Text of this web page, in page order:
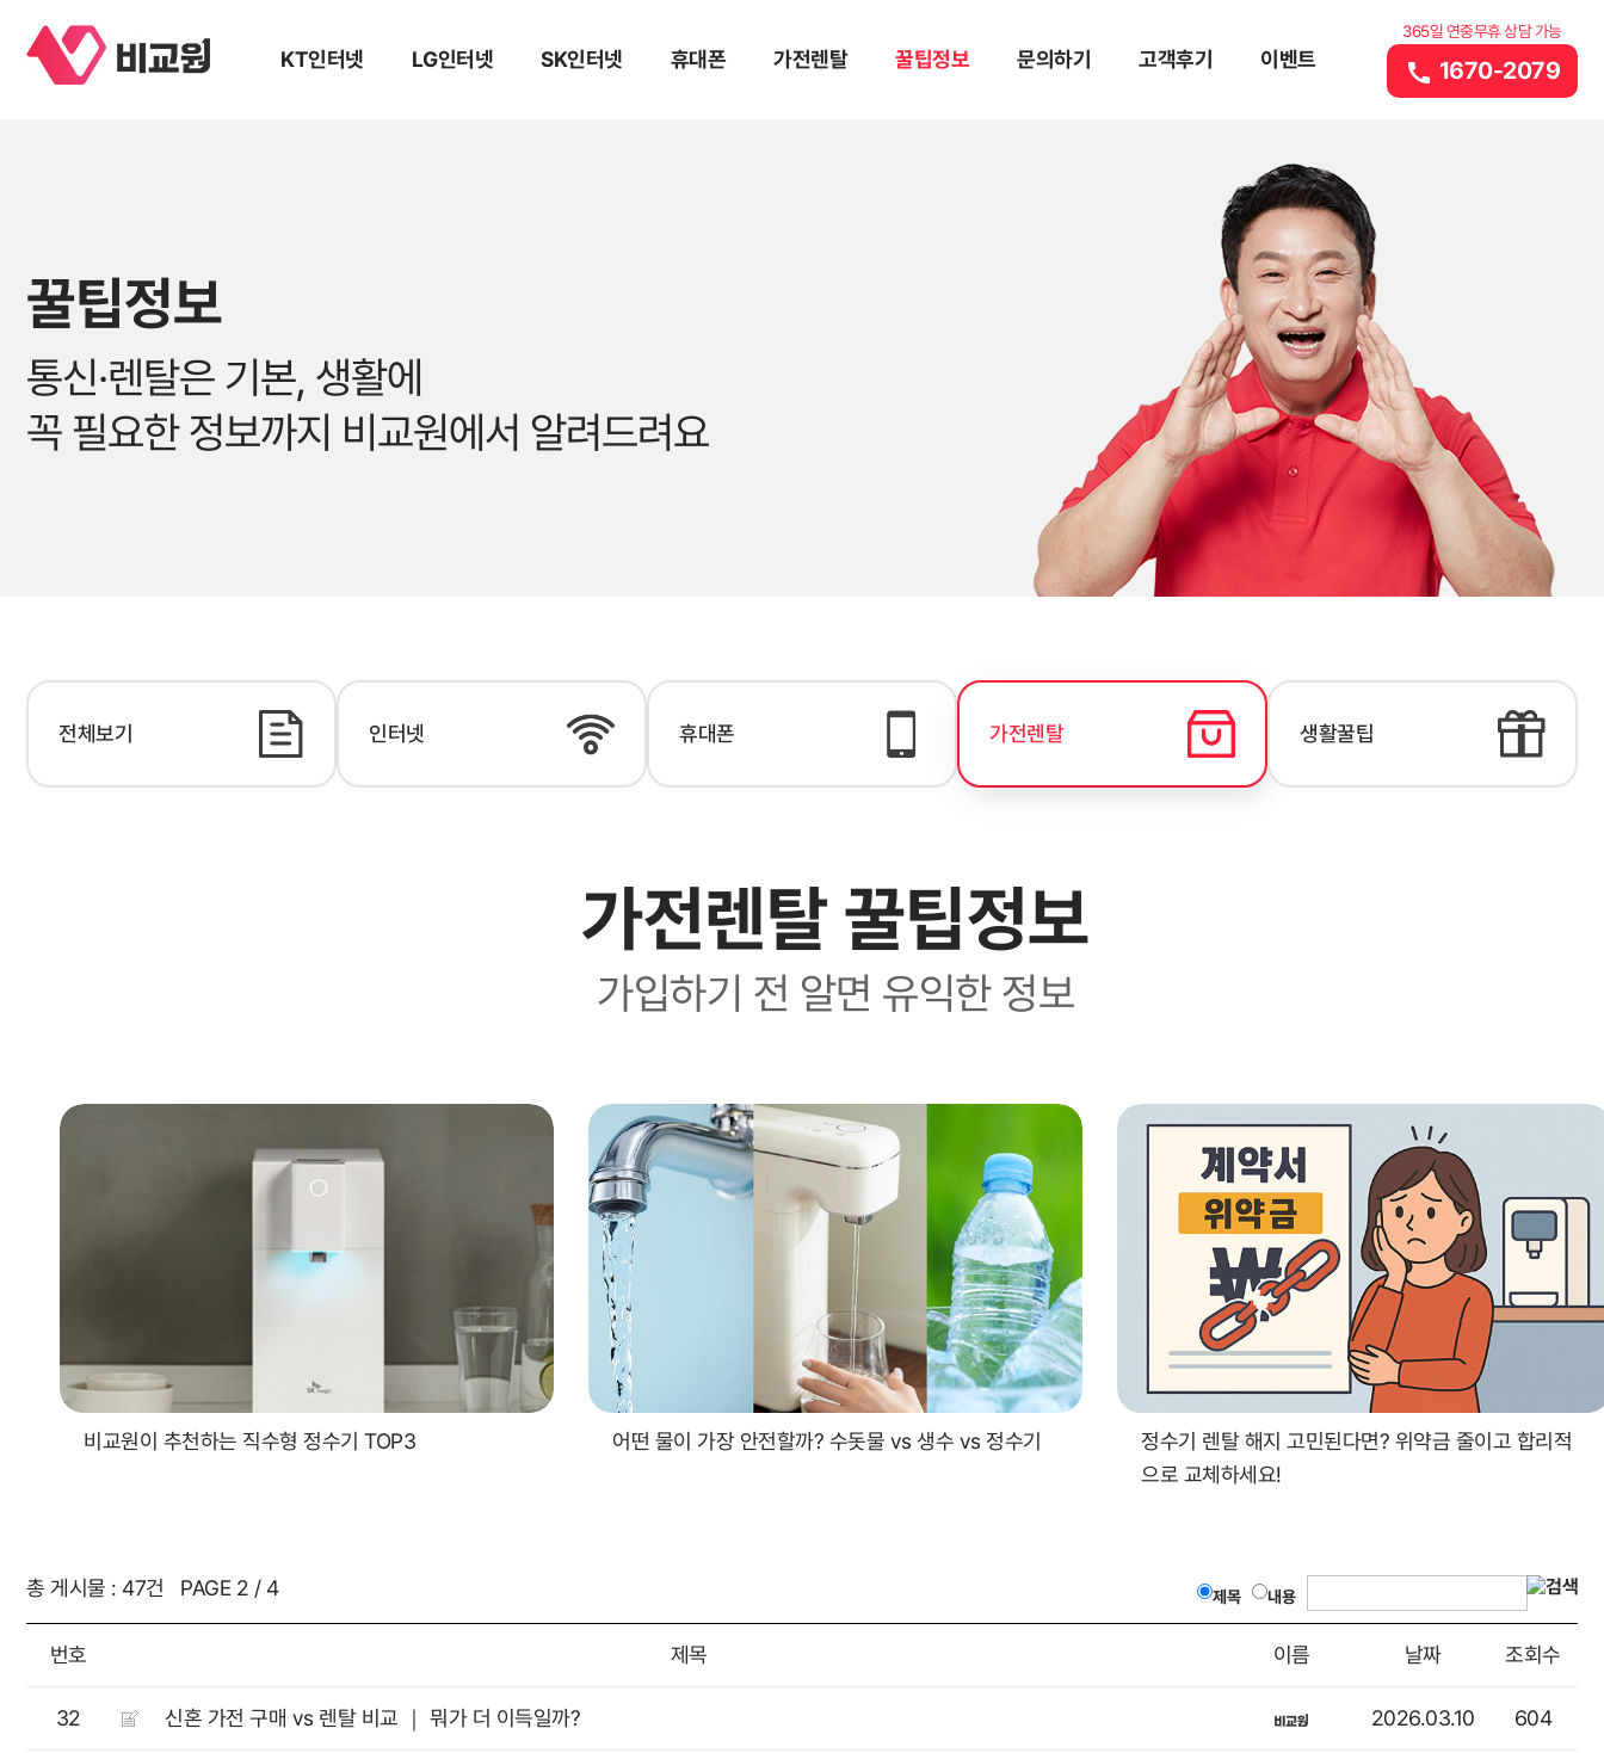
KT인터넷 LG인터넷 SK인터넷 휴대폰 가전렌탈 꿀팁정보 문의하기 고객후기 이벤트
365일 연중무휴 상담 가능
call 1670-2079
꿀팁정보
통신·렌탈은 기본, 생활에
꼭 필요한 정보까지 비교원에서 알려드려요
전체보기 인터넷 휴대폰 가전렌탈 생활꿀팁
가전렌탈 꿀팁정보
가입하기 전 알면 유익한 정보
비교원이 추천하는 직수형 정수기 TOP3 어떤 물이 가장 안전할까? 수돗물 vs 생수 vs 정수기
정수기 렌탈 해지 고민된다면? 위약금 줄이고 합리적
으로 교체하세요!
총 게시물 : 47건 PAGE 2 / 4 제목 내용
번호 제목 이름 날짜 조회수
32 신혼 가전 구매 vs 렌탈 비교 ｜ 뭐가 더 이득일까? 2026.03.10 604